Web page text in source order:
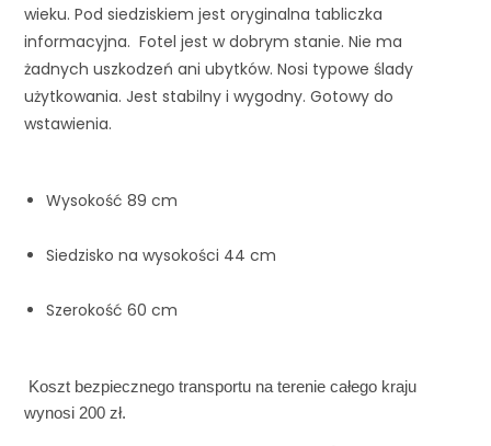
wieku. Pod siedziskiem jest oryginalna tabliczka
informacyjna.  Fotel jest w dobrym stanie. Nie ma
żadnych uszkodzeń ani ubytków. Nosi typowe ślady
użytkowania. Jest stabilny i wygodny. Gotowy do
wstawienia.
Wysokość 89 cm
Siedzisko na wysokości 44 cm
Szerokość 60 cm
Koszt bezpiecznego transportu na terenie całego kraju
wynosi 200 zł.